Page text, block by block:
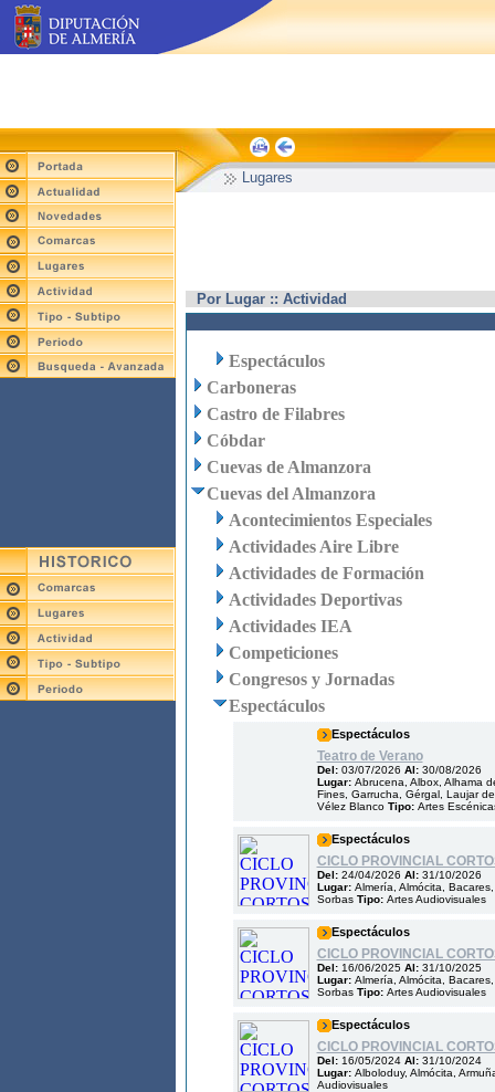
Lugares
Por Lugar :: Actividad
Espectáculos
Carboneras
Castro de Filabres
Cóbdar
Cuevas de Almanzora
Cuevas del Almanzora
Acontecimientos Especiales
Actividades Aire Libre
Actividades de Formación
Actividades Deportivas
Actividades IEA
Competiciones
Congresos y Jornadas
Espectáculos
Espectáculos
Teatro de Verano
Del: 03/07/2026 Al: 30/08/2026
Lugar: Abrucena, Albox, Alhama
Fines, Garrucha, Gérgal, Laujar
Vélez BlancoTipo: Artes
Espectáculos
CICLO PROVINCIAL
Del: 24/04/2026 Al: 31/10/2026
Lugar: Almería, Almócita,
SorbasTipo: Artes Audiovisuales
Espectáculos
CICLO PROVINCIAL
Del: 16/06/2025 Al: 31/10/2025
Lugar: Almería, Almócita,
SorbasTipo: Artes Audiovisuales
Espectáculos
CICLO PROVINCIAL
Del: 16/05/2024 Al: 31/10/2024
Lugar: Alboloduy, Almócita,
Audiovisuales